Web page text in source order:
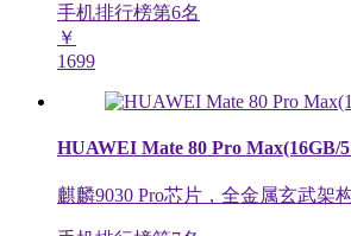
手机排行榜第6名
￥
1699
HUAWEI Mate 80 Pro Max(16GB/
麒麟9030 Pro芯片，全金属玄武架